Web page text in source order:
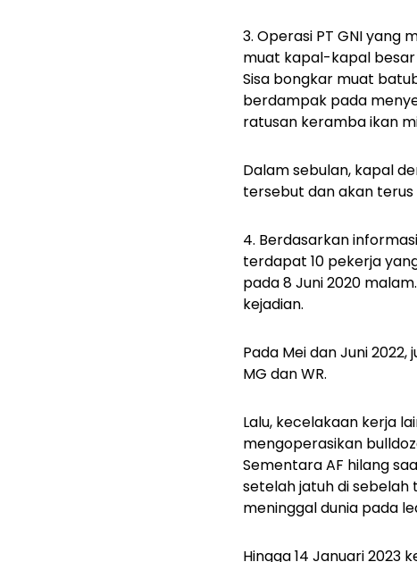
3. Operasi PT GNI
muat kapal-kapal
Sisa bongkar muat
berdampak pada
ratusan keramba ikan
Dalam sebulan, kapal
tersebut dan akan terus
4. Berdasarkan
terdapat 10 pekerja
pada 8 Juni 2020
kejadian.
Pada Mei dan Juni
MG dan WR.
Lalu, kecelakaan kerja
mengoperasikan
Sementara AF hilang
setelah jatuh di sebelah
meninggal dunia pada
Hingga 14 Januari 2023